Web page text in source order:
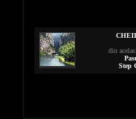
din
Step